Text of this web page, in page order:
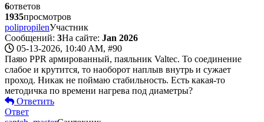
6ответов
1935просмотров
polipropilenУчастник
Сообщений: 3На сайте: Jan 2026
05-13-2026, 10:40 AM, #90
Паяю PPR армированный, паяльник Valtec. То соединение
слабое и крутится, то наоборот наплыв внутрь и сужает
проход. Никак не поймаю стабильность. Есть какая-то
методичка по времени нагрева под диаметры?
Ответить
Ответ